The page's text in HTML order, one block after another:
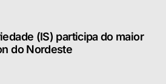
(IS) participa do maior
do Nordeste